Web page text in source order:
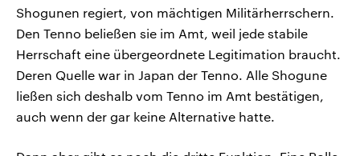
Shogunen regiert, von mächtigen Militärherrschern.
Den Tenno beließen sie im Amt, weil jede stabile
Herrschaft eine übergeordnete Legitimation braucht.
Deren Quelle war in Japan der Tenno. Alle Shogune
ließen sich deshalb vom Tenno im Amt bestätigen,
auch wenn der gar keine Alternative hatte.